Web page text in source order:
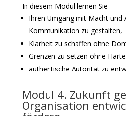
In diesem Modul lernen Sie
Ihren Umgang mit Macht und
Kommunikation zu gestalten,
Klarheit zu schaffen ohne
Grenzen zu setzen ohne
authentische Autorität zu
Modul 4. Zukunft
Organisation